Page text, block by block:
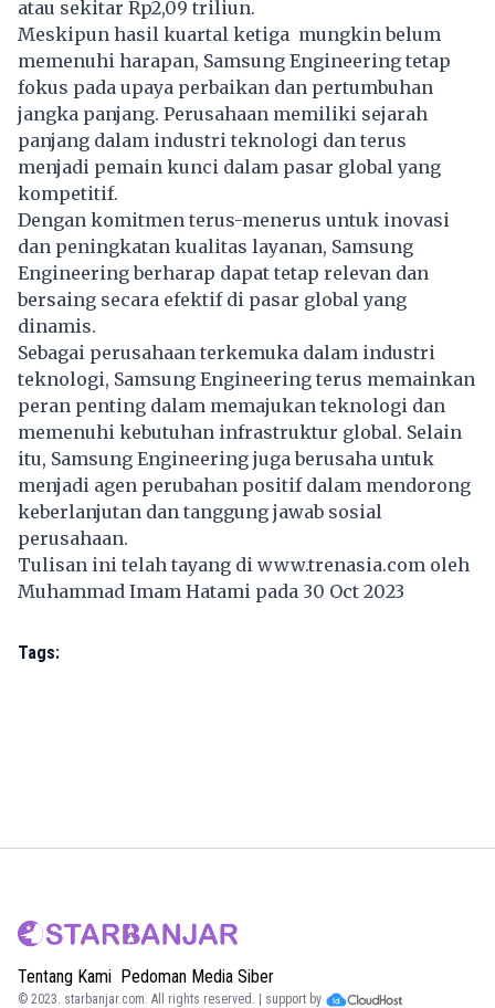
atau sekitar Rp2,09 triliun.
Meskipun hasil kuartal ketiga mungkin belum
memenuhi harapan, Samsung Engineering tetap
fokus pada upaya perbaikan dan pertumbuhan
jangka panjang. Perusahaan memiliki sejarah
panjang dalam industri teknologi dan terus
menjadi pemain kunci dalam pasar global yang
kompetitif.
Dengan komitmen terus-menerus untuk inovasi
dan peningkatan kualitas layanan, Samsung
Engineering berharap dapat tetap relevan dan
bersaing secara efektif di pasar global yang
dinamis.
Sebagai perusahaan terkemuka dalam industri
teknologi, Samsung Engineering terus memainkan
peran penting dalam memajukan teknologi dan
memenuhi kebutuhan infrastruktur global. Selain
itu, Samsung Engineering juga berusaha untuk
menjadi agen perubahan positif dalam mendorong
keberlanjutan dan tanggung jawab sosial
perusahaan.
Tulisan ini telah tayang di www.trenasia.com oleh
Muhammad Imam Hatami pada 30 Oct 2023
Tags:
Tentang Kami Pedoman Media Siber
© 2023. starbanjar.com. All rights reserved. | support by